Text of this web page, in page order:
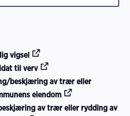
vigsel
til verv
beskjæring av trær eller
eiendom
av trær eller rydding av